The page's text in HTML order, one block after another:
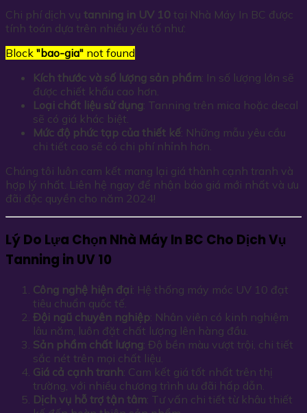
Chi phí dịch vụ tanning in UV 10 tại Nhà Máy In BC được
tính toán dựa trên nhiều yếu tố như:
Block "bao-gia" not found
Kích thước và số lượng sản phẩm: In số lượng lớn sẽ
được chiết khấu cao hơn.
Loại chất liệu sử dụng: Tanning trên mica hoặc decal
sẽ có giá khác biệt.
Mức độ phức tạp của thiết kế: Những mẫu yêu cầu
chi tiết cao sẽ có chi phí nhỉnh hơn.
Chúng tôi luôn cam kết mang lại giá thành cạnh tranh và
hợp lý nhất. Liên hệ ngay để nhận báo giá mới nhất và ưu
đãi độc quyền cho năm 2024!
Lý Do Lựa Chọn Nhà Máy In BC Cho Dịch Vụ
Tanning in UV 10
Công nghệ hiện đại: Hệ thống máy móc UV 10 đạt
tiêu chuẩn quốc tế.
Đội ngũ chuyên nghiệp: Nhân viên có kinh nghiệm
lâu năm, luôn đặt chất lượng lên hàng đầu.
Sản phẩm chất lượng: Độ bền màu vượt trội, chi tiết
sắc nét trên mọi chất liệu.
Giá cả cạnh tranh: Cam kết giá tốt nhất trên thị
trường, với nhiều chương trình ưu đãi hấp dẫn.
Dịch vụ hỗ trợ tận tâm: Tư vấn chi tiết từ khâu thiết